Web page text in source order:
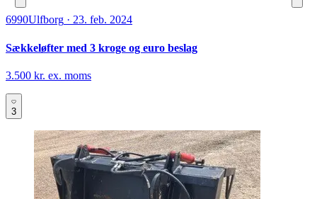
6990Ulfborg · 23. feb. 2024
Sækkeløfter med 3 kroge og euro beslag
3.500 kr. ex. moms
3